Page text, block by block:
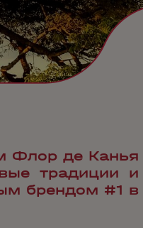
Флор де Канья
традиции и
брендом #1 в